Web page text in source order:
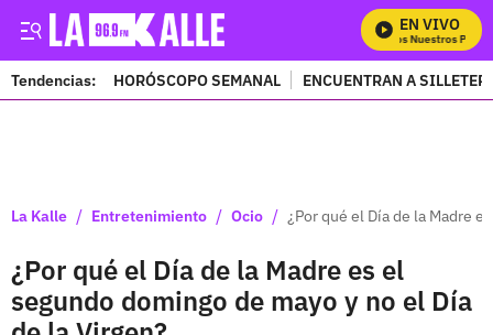
EN VIVO
Mira Todos Nuestros
Tendencias: HORÓSCOPO SEMANAL ENCUENTRAN A
La Kalle / Entretenimiento / Ocio / ¿Por qué el Día de la Madre
¿Por qué el Día de la Madre es el
segundo domingo de mayo y no el Día